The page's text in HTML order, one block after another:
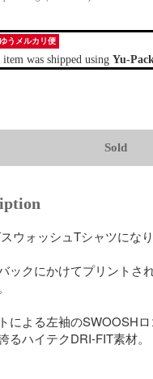
うメルカリ便
was shipped using Yu-
Sold
ウォッシュTシャツになり
ックにかけてプリントさ
による左袖のSWOOSH
るハイテクDRI-FIT素材。